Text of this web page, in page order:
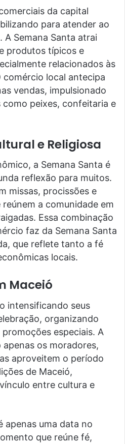
da capital
para atender ao
A Semana Santa atrai
produtos típicos e
relacionados às
comércio local antecipa
vendas, impulsionado
peixes, confeitaria e
e Religiosa
a Semana Santa é
reflexão para muitos.
missas, procissões e
a comunidade em
Essa combinação
faz da Semana Santa
que reflete tanto a fé
locais.
Maceió
intensificando seus
organizando
especiais. A
os moradores,
aproveitem o período
de Maceió,
entre cultura e
apenas uma data no
que reúne fé,